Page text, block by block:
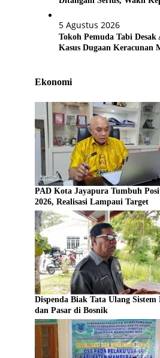
5 Agustus 2026
Tokoh Pemuda Tabi
Kasus Dugaan Keracunan
Ekonomi
PAD Kota Jayapura Tumbuh
2026, Realisasi Lampaui Target
Dispenda Biak Tata Ulang
dan Pasar di Bosnik